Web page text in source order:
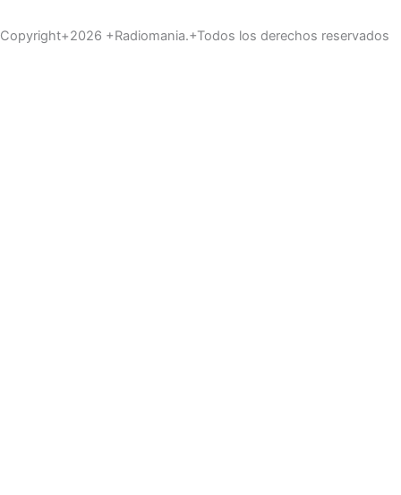
Copyright+2026 +Radiomania.+Todos los derechos reservados